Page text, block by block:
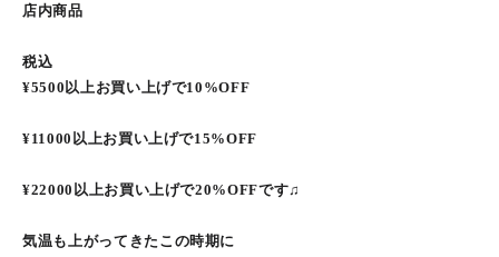
店内商品
税込
¥5500以上お買い上げで10%OFF
¥11000以上お買い上げで15%OFF
¥22000以上お買い上げで20%OFFです♫
気温も上がってきたこの時期に